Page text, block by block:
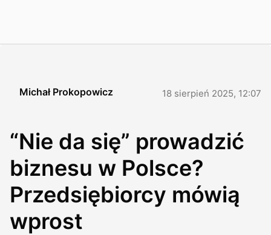
Michał Prokopowicz 18 sierpień 2025, 12:07
“Nie da się” prowadzić
biznesu w Polsce?
Przedsiębiorcy mówią
wprost